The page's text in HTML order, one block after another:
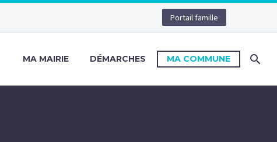
Portail famille
MA MAIRIE DÉMARCHES MA COMMUNE